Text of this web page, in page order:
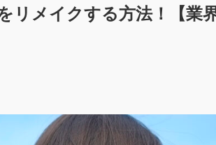
リメイクする方法！【業